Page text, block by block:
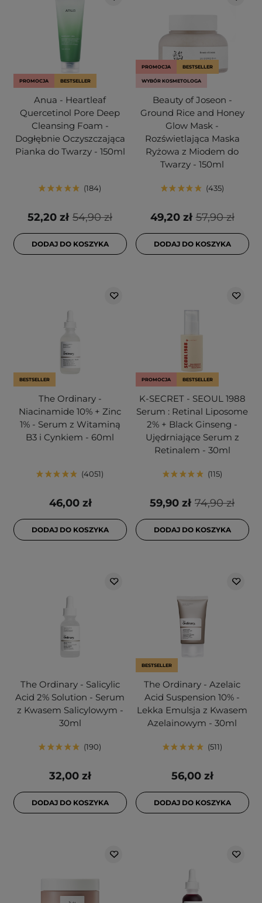
PROMOCJA BESTSELLER
Anua - Heartleaf
Quercetinol Pore Deep
Cleansing Foam -
Dogłębnie Oczyszczająca
Pianka do Twarzy - 150ml
184
54,90 zł
52,20 zł
DODAJ DO KOSZYKA
PROMOCJA BESTSELLER
WYBÓR KOSMETOLOGA
Beauty of Joseon -
Ground Rice and Honey
Glow Mask -
Rozświetlająca Maska
Ryżowa z Miodem do
Twarzy - 150ml
435
57,90 zł
49,20 zł
DODAJ DO KOSZYKA
BESTSELLER
The Ordinary -
Niacinamide 10% + Zinc
1% - Serum z Witaminą
B3 i Cynkiem - 60ml
4051
46,00 zł
DODAJ DO KOSZYKA
PROMOCJA BESTSELLER
K-SECRET - SEOUL 1988
Serum : Retinal Liposome
2% + Black Ginseng -
Ujędrniające Serum z
Retinalem - 30ml
115
74,90 zł
59,90 zł
DODAJ DO KOSZYKA
The Ordinary - Salicylic
Acid 2% Solution - Serum
z Kwasem Salicylowym -
30ml
190
32,00 zł
DODAJ DO KOSZYKA
BESTSELLER
The Ordinary - Azelaic
Acid Suspension 10% -
Lekka Emulsja z Kwasem
Azelainowym - 30ml
511
56,00 zł
DODAJ DO KOSZYKA